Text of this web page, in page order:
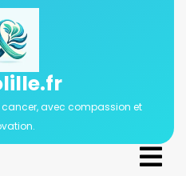
avec compassion et